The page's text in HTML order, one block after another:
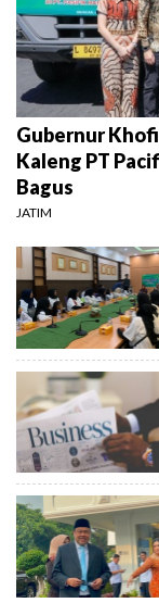
Gubernur
Kaleng PT
Bagus
JATIM